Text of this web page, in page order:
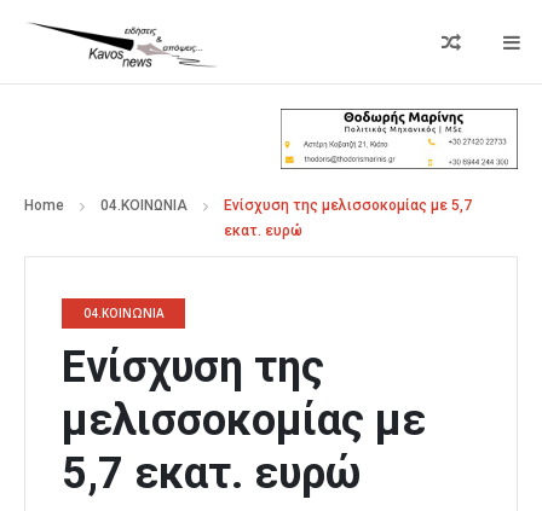
Home 04.ΚΟΙΝΩΝΙΑ
Ενίσχυση της μελισσοκομίας με 5,7
εκατ. ευρώ
04.ΚΟΙΝΩΝΙΑ
Ενίσχυση της
μελισσοκομίας με
5,7 εκατ. ευρώ